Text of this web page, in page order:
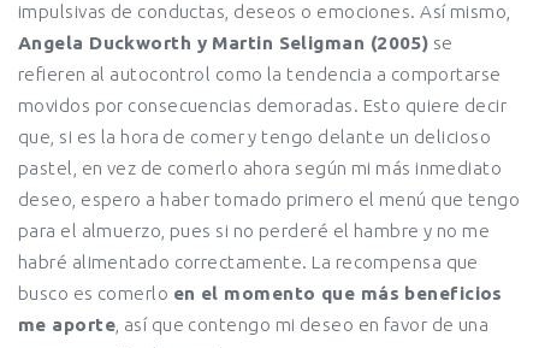
impulsivas de conductas, deseos o emociones. Así mismo,
Angela Duckworth y Martin Seligman (2005) se
refieren al autocontrol como la tendencia a comportarse
movidos por consecuencias demoradas. Esto quiere decir
que, si es la hora de comer y tengo delante un delicioso
pastel, en vez de comerlo ahora según mi más inmediato
deseo, espero a haber tomado primero el menú que tengo
para el almuerzo, pues si no perderé el hambre y no me
habré alimentado correctamente. La recompensa que
busco es comerlo en el momento que más beneficios
me aporte , así que contengo mi deseo en favor de una